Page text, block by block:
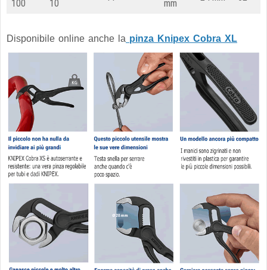
100 10 mm
Disponibile online anche la pinza Knipex Cobra XL